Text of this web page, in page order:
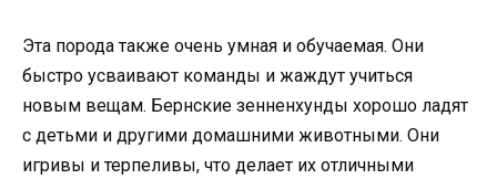
Эта порода также очень умная и обучаемая. Они
быстро усваивают команды и жаждут учиться
новым вещам. Бернские зенненхунды хорошо ладят
с детьми и другими домашними животными. Они
игривы и терпеливы, что делает их отличными